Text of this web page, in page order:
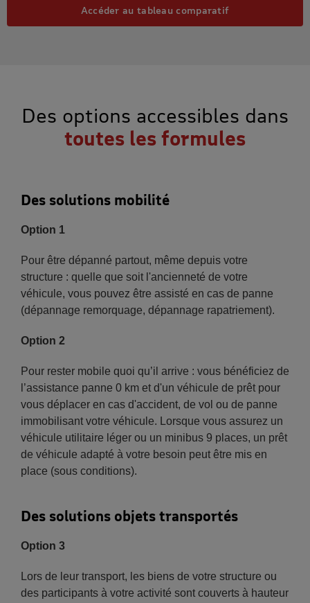
Accéder au tableau comparatif
Des options accessibles dans
toutes les formules
Des solutions mobilité
Option 1
Pour être dépanné partout, même depuis votre
structure : quelle que soit l'ancienneté de votre
véhicule, vous pouvez être assisté en cas de panne
(dépannage remorquage, dépannage rapatriement).
Option 2
Pour rester mobile quoi qu’il arrive : vous bénéficiez de
l’assistance panne 0 km et d'un véhicule de prêt pour
vous déplacer en cas d'accident, de vol ou de panne
immobilisant votre véhicule. Lorsque vous assurez un
véhicule utilitaire léger ou un minibus 9 places, un prêt
de véhicule adapté à votre besoin peut être mis en
place (sous conditions).
Des solutions objets transportés
Option 3
Lors de leur transport, les biens de votre structure ou
des participants à votre activité sont couverts à hauteur